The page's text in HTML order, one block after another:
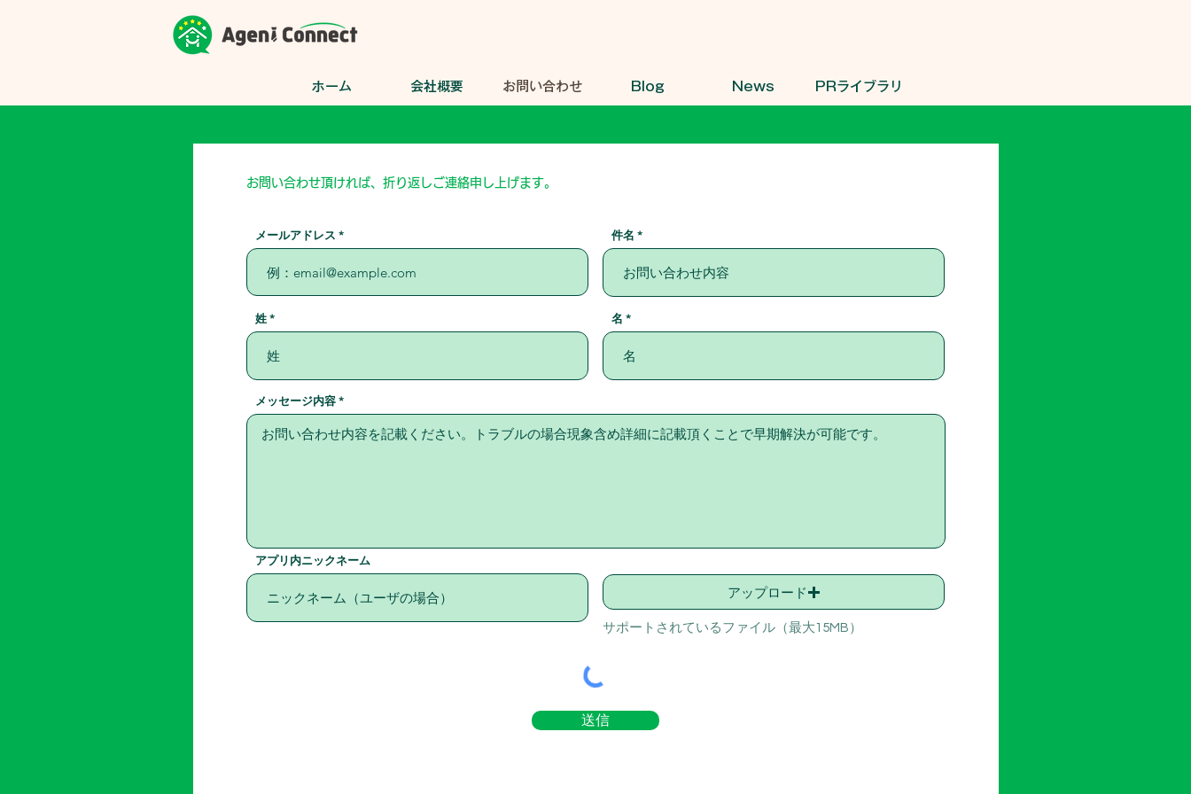
ホーム 会社概要 お問い合わせ Blog News PRライブラリ
​お問い合わせ頂ければ、折り返しご連絡申し上げます。
メールアドレス 件名
姓 名
メッセージ内容
アプリ内ニックネーム
アップロード
サポートされているファイル（最大15MB）
送信